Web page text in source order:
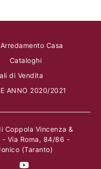
Arredamento Casa
Cataloghi
di Vendita
ANNO 2020/2021
Coppola Vincenza &
Via Roma, 84/86 -
(Taranto)